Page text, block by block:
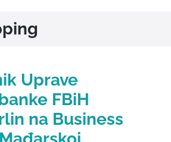
Uprave
FBiH
na Business